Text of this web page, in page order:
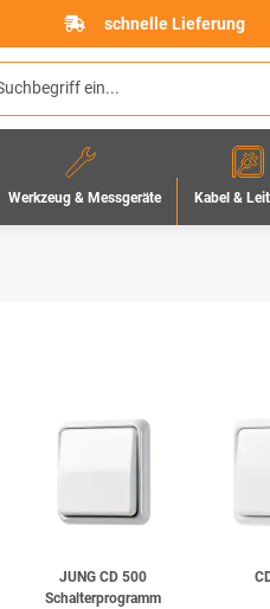
schnelle Lieferung
Werkzeug & Messgeräte Kabel &
JUNG CD 500
Schalterprogramm